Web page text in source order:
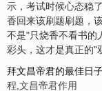
示 ，考试时候心态稳
香回来该刷题刷题，
不是"只烧香不看书的
彩头，这才是真正的"
拜文昌帝君的最佳日
程,文昌帝君作用